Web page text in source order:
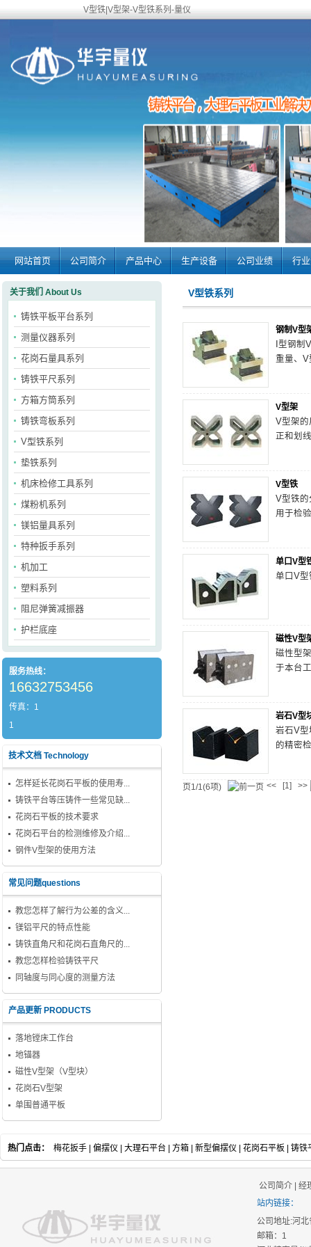
V型铁|V型架-V型铁系列-量仪
网站首页 公司简介 产品中心 生产设备 公司业绩 行
V型铁系列
钢制V型
I型钢制
重量、V
V型架
V型架的
正和划
V型铁
V型铁的
用于检
单口V型
单口V型
磁性V型
磁性型
于本台
岩石V型
岩石V型
的精密
页1/1(6项) << [1] >>
关于我们 About Us
铸铁平板平台系列
测量仪器系列
花岗石量具系列
铸铁平尺系列
方箱方筒系列
铸铁弯板系列
V型铁系列
垫铁系列
机床检修工具系列
煤粉机系列
镁铝量具系列
特种扳手系列
机加工
塑料系列
阻尼弹簧减振器
护栏底座
服务热线：
16632753456
传真：1
1
技术文档 Technology
怎样延长花岗石平板的使用寿...
铸铁平台等压铸件一些常见缺...
花岗石平板的技术要求
花岗石平台的检测维修及介绍...
钢件V型架的使用方法
常见问题questions
教您怎样了解行为公差的含义...
镁铝平尺的特点性能
铸铁直角尺和花岗石直角尺的...
教您怎样检验铸铁平尺
同轴度与同心度的测量方法
产品更新 PRODUCTS
落地镗床工作台
地锚器
磁性V型架（V型块）
花岗石V型架
单围普通平板
热门点击： 梅花扳手 偏摆仪 大理石平台 方箱 新型偏摆仪 花岗石平板 铸铁
公司简介
经
站内链接：
公司地址:河
邮箱：1